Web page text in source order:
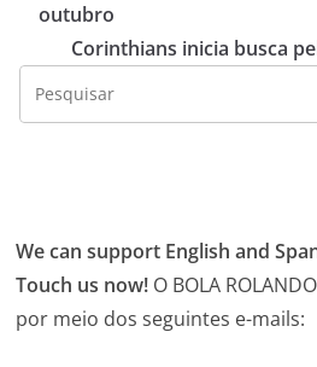
outubro
Corinthians inicia busca
We can support English and
Touch us now! O BOLA
por meio dos seguintes e-mails: